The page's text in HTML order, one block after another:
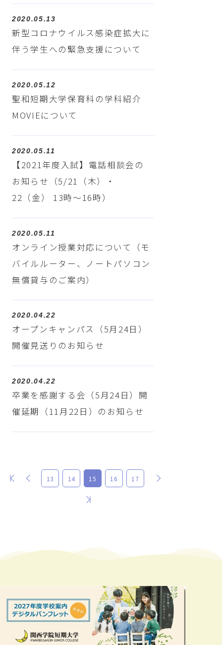
2020.05.13
新型コロナウイルス感染症拡大に
伴う学生への緊急支援について
2020.05.12
聖和短期大学保育科の学科紹介
MOVIEについて
2020.05.11
【2021年度入試】電話相談会の
お知らせ（5/21（木）・
22（金） 13時～16時）
2020.05.11
オンライン授業対応について（モ
バイルルーター、ノートパソコン
無償貸与のご案内）
2020.04.22
オープンキャンパス（5月24日）
開催見送りのお知らせ
2020.04.22
卒業を感謝する会（5月24日）開
催延期（11月22日）のお知らせ
最初 前 13 14 15 16 17
最後